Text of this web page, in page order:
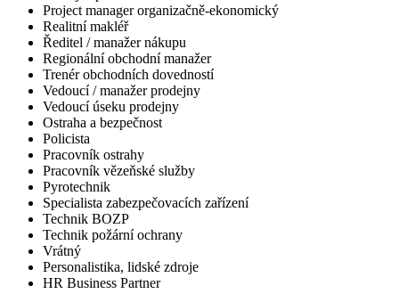
Project manager organizačně-ekonomický
Realitní makléř
Ředitel / manažer nákupu
Regionální obchodní manažer
Trenér obchodních dovedností
Vedoucí / manažer prodejny
Vedoucí úseku prodejny
Ostraha a bezpečnost
Policista
Pracovník ostrahy
Pracovník vězeňské služby
Pyrotechnik
Specialista zabezpečovacích zařízení
Technik BOZP
Technik požární ochrany
Vrátný
Personalistika, lidské zdroje
HR Business Partner